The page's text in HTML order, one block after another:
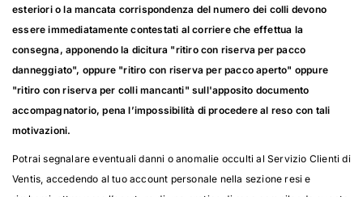
esteriori o la mancata corrispondenza del numero dei colli devono
essere immediatamente contestati al corriere che effettua la
consegna, apponendo la dicitura "ritiro con riserva per pacco
danneggiato", oppure "ritiro con riserva per pacco aperto" oppure
"ritiro con riserva per colli mancanti" sull'apposito documento
accompagnatorio, pena l’impossibilità di procedere al reso con tali
motivazioni.
Potrai segnalare eventuali danni o anomalie occulti al Servizio Clienti di
Ventis, accedendo al tuo account personale nella sezione resi e